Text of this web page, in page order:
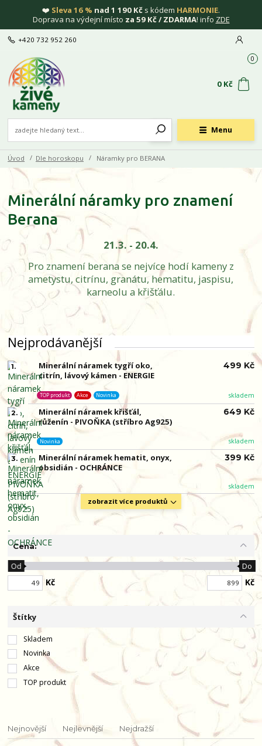
❤️ Sleva 16 % nad 1 190 Kč s kódem HARMONIE.
Doprava na výdejní místo za 59 Kč / ZDARMA! info ZDE
Menu
+420 732 952 260
0
0 Kč
Úvod Dle horoskopu Náramky pro BERANA
Minerální náramky pro znamení
Berana
21.3. - 20.4.
Pro znamení berana se nejvíce hodí kameny z
ametystu, citrínu, granátu, hematitu, jaspisu,
karneolu a křišťálu.
Nejprodávanější
1.
Minerální náramek tygří oko,
citrín, lávový kámen - ENERGIE
skladem
TOP produkt Akce Novinka
499 Kč
2.
Minerální náramek křišťál,
růženín - PIVOŇKA (stříbro Ag925)
skladem
Novinka
649 Kč
3.
Minerální náramek hematit, onyx,
obsidián - OCHRÁNCE
skladem
399 Kč
zobrazit více produktů
Cena:
Kč
Od Do
Kč
Štítky
Skladem
Novinka
Akce
TOP produkt
Nejnovější Nejlevnější Nejdražší